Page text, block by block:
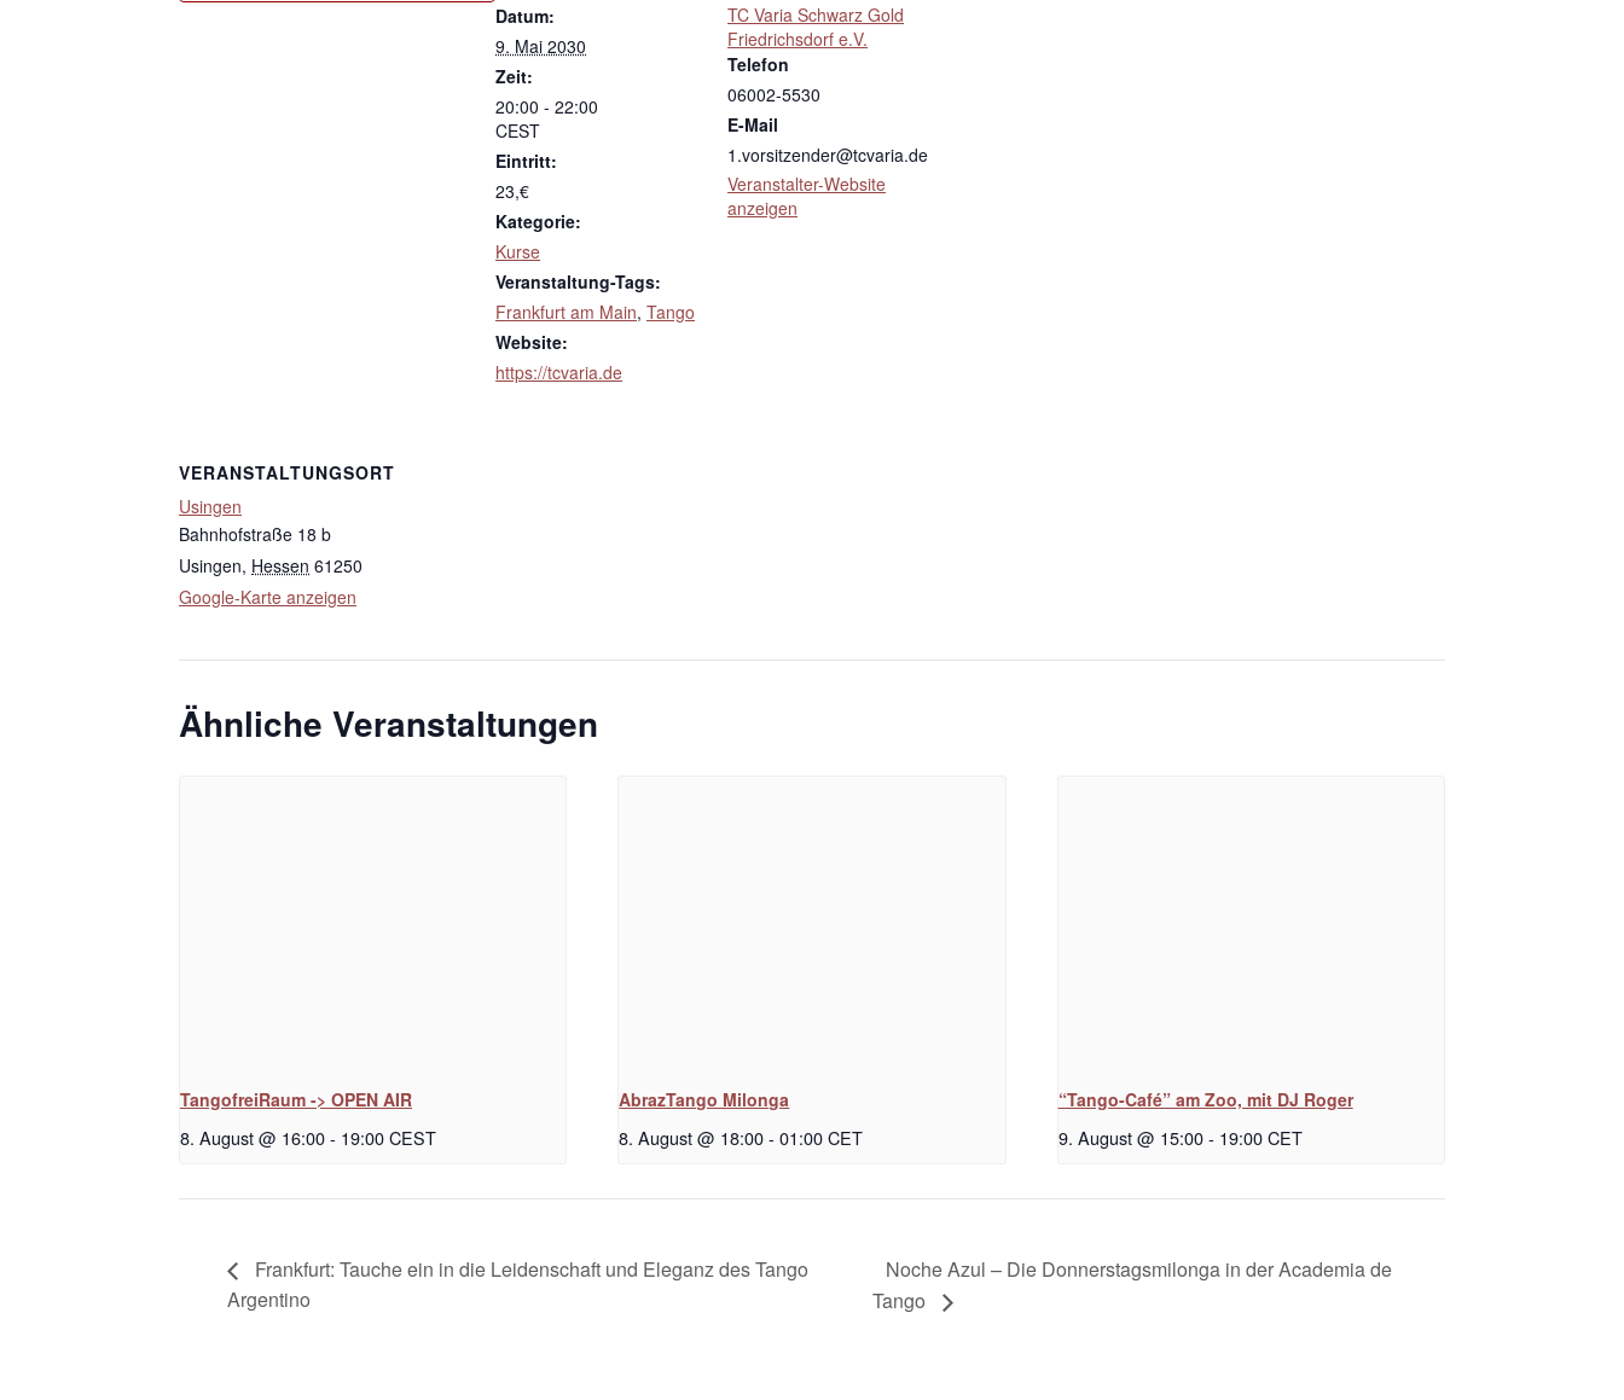
Datum:
9. Mai 2030
Zeit:
20:00 - 22:00
CEST
Eintritt:
23,€
Kategorie:
Kurse
Veranstaltung-Tags:
Frankfurt am Main, Tango
Website:
https://tcvaria.de
TC Varia Schwarz Gold
Friedrichsdorf e.V.
Telefon
06002-5530
E-Mail
1.vorsitzender@tcvaria.de
Veranstalter-Website
anzeigen
VERANSTALTUNGSORT
Usingen
Bahnhofstraße 18 b
Usingen, Hessen 61250
Google-Karte anzeigen
Ähnliche Veranstaltungen
TangofreiRaum -> OPEN AIR
8. August @ 16:00- 19:00CEST
AbrazTango Milonga
8. August @ 18:00 - 01:00 CET
“Tango-Café” am Zoo, mit DJ Roger
9. August @ 15:00 - 19:00 CET
Frankfurt: Tauche ein in die Leidenschaft und Eleganz des Tango
Argentino
Noche Azul – Die Donnerstagsmilonga in der Academia de
Tango